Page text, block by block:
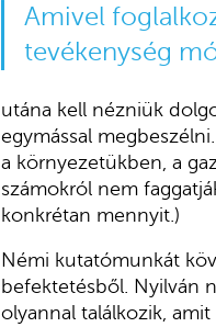
Amivel
tevékenység
utána kell nézniük
egymással
a környezetükben, a
számokról nem
konkrétan mennyit.)
Némi kutatómunkát
befektetésből. Nyilván
olyannal találkozik,